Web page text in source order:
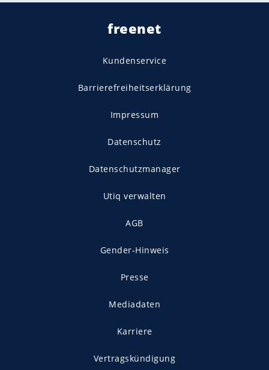
freenet
Kundenservice
Barrierefreiheitserklärung
Impressum
Datenschutz
Datenschutzmanager
Utiq verwalten
AGB
Gender-Hinweis
Presse
Mediadaten
Karriere
Vertragskündigung